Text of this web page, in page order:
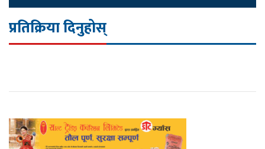
प्रतिक्रिया दिनुहोस्